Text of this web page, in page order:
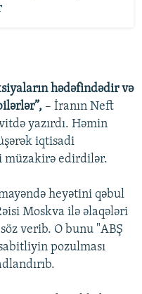
hədəfindədir və
– İranın Neft
yazırdı. Həmin
iqtisadi
müzakirə edirdilər.
heyətini qəbul
Moskva ilə əlaqələri
verib. O bunu "ABŞ
pozulması